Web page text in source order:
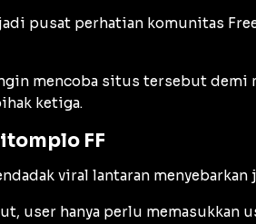
pusat perhatian komunitas
mencoba situs tersebut
ketiga.
FF
viral lantaran
user hanya perlu memasukkan